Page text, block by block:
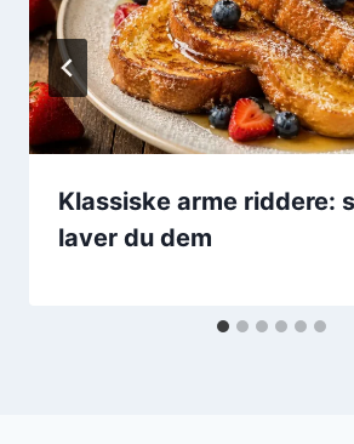
Klassiske arme riddere:
laver du dem